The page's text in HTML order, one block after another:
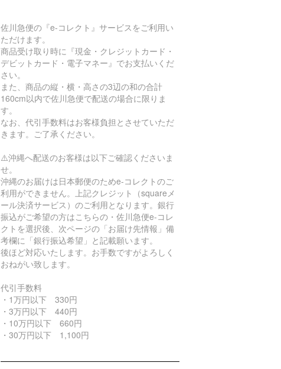
佐川急便の『e-コレクト』サービスをご利用い
ただけます。
商品受け取り時に『現金・クレジットカード・
デビットカード・電子マネー』でお支払いくだ
さい。
また、商品の縦・横・高さの3辺の和の合計
160cm以内で佐川急便で配送の場合に限りま
す。
なお、代引手数料はお客様負担とさせていただ
きます。ご了承ください。
⚠️沖縄へ配送のお客様は以下ご確認くださいま
せ。
沖縄のお届けは日本郵便のためe-コレクトのご
利用ができません。上記クレジット（squareメ
ール決済サービス）のご利用となります。銀行
振込がご希望の方はこちらの・佐川急便e-コレ
クトを選択後、次ページの「お届け先情報」備
考欄に「銀行振込希望」と記載願います。
後ほど対応いたします。お手数ですがよろしく
おねがい致します。
代引手数料
・1万円以下 330円
・3万円以下 440円
・10万円以下 660円
・30万円以下 1,100円